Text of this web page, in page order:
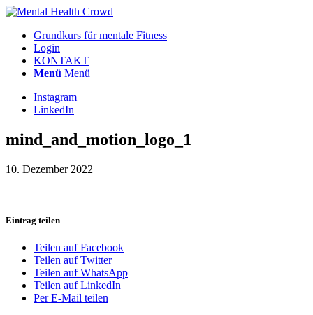
Grundkurs für mentale Fitness
Login
KONTAKT
Menü Menü
Instagram
LinkedIn
mind_and_motion_logo_1
10. Dezember 2022
Eintrag teilen
Teilen auf Facebook
Teilen auf Twitter
Teilen auf WhatsApp
Teilen auf LinkedIn
Per E-Mail teilen